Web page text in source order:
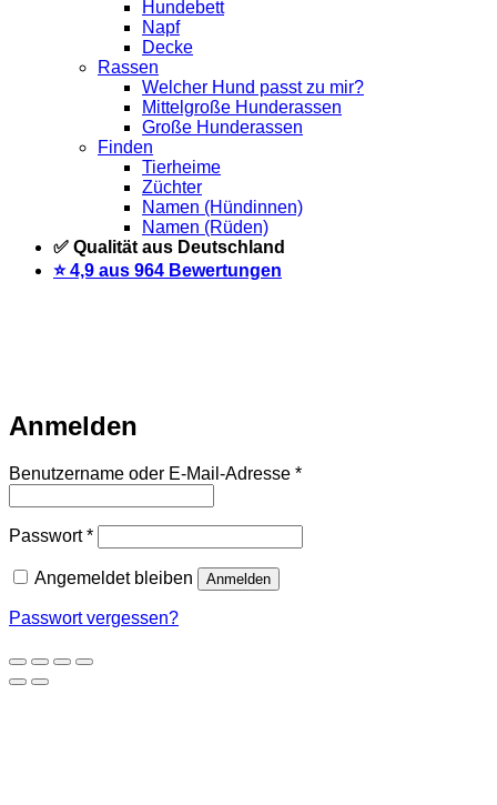
Hundebett
Napf
Decke
Rassen
Welcher Hund passt zu mir?
Mittelgroße Hunderassen
Große Hunderassen
Finden
Tierheime
Züchter
Namen (Hündinnen)
Namen (Rüden)
✅ Qualität aus Deutschland
⭐️ 4,9 aus 964 Bewertungen
Anmelden
Benutzername oder E-Mail-Adresse *Erforderlich
Passwort*Erforderlich
Angemeldet bleiben Anmelden
Passwort vergessen?